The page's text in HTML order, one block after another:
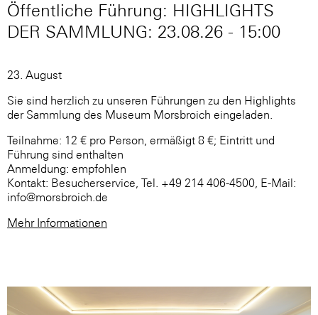
Öffentliche Führung: HIGHLIGHTS
DER SAMMLUNG: 23.08.26 - 15:00
23. August
Sie sind herzlich zu unseren Führungen zu den Highlights
der Sammlung des Museum Morsbroich eingeladen.
Teilnahme: 12 € pro Person, ermäßigt 8 €; Eintritt und
Führung sind enthalten
Anmeldung: empfohlen
Kontakt: Besucherservice, Tel. +49 214 406-4500, E-Mail:
info@morsbroich.de
Mehr Informationen